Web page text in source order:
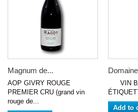
Magnum de...
AOP GIVRY ROUGE
PREMIER CRU (grand vin
rouge de...
VIN
Add to